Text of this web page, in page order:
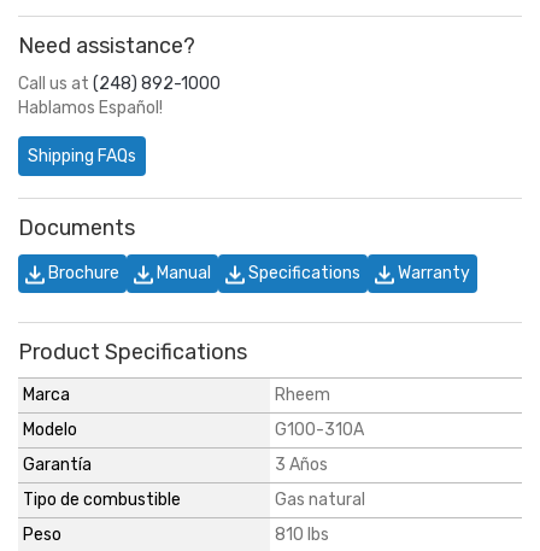
Need assistance?
Call us at (248) 892-1000
Hablamos Español!
Shipping FAQs
Documents
Brochure Manual Specifications Warranty
Product Specifications
Marca
Rheem
Modelo
G100-310A
Garantía
3 Años
Tipo de combustible
Gas natural
Peso
810 lbs